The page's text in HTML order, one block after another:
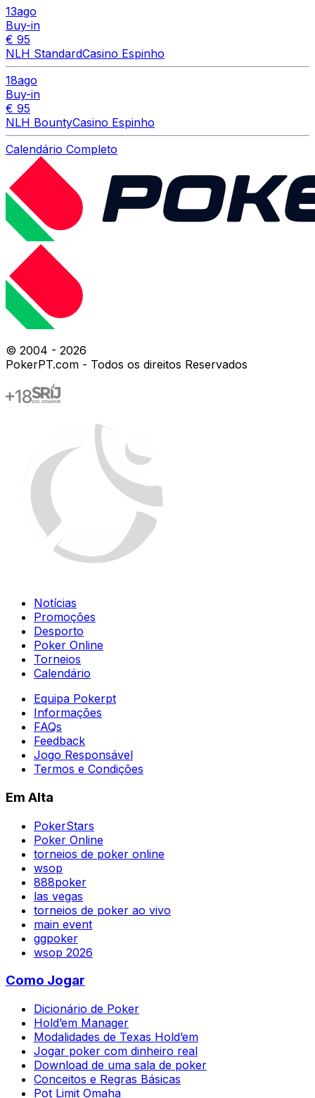
13ago
Buy-in
€ 95
NLH StandardCasino Espinho
18ago
Buy-in
€ 95
NLH BountyCasino Espinho
Calendário Completo
© 2004 - 2026
PokerPT.com - Todos os direitos Reservados
Notícias
Promoções
Desporto
Poker Online
Torneios
Calendário
Equipa Pokerpt
Informações
FAQs
Feedback
Jogo Responsável
Termos e Condições
Em Alta
PokerStars
Poker Online
torneios de poker online
wsop
888poker
las vegas
torneios de poker ao vivo
main event
ggpoker
wsop 2026
Como Jogar
Dicionário de Poker
Hold’em Manager
Modalidades de Texas Hold’em
Jogar poker com dinheiro real
Download de uma sala de poker
Conceitos e Regras Básicas
Pot Limit Omaha